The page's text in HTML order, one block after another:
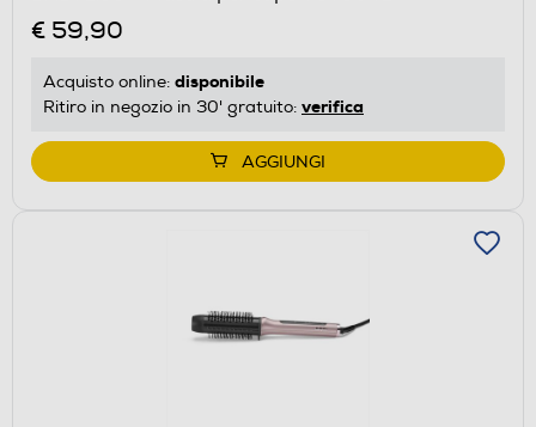
€ 59,90
Acquisto online: disponibile
Ritiro in negozio in 30' gratuito: verifica
AGGIUNGI